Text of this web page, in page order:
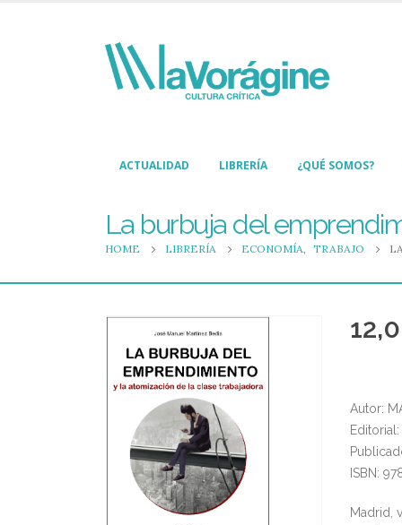
ACTUALIDAD LIBRERÍA ¿QUÉ SOMOS?
La burbuja del
HOME LIBRERÍA ECONOMÍA, TRABAJO
Autor:
Editorial:
ISBN:
Madrid,